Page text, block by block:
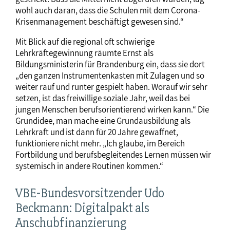
wohl auch daran, dass die Schulen mit dem Corona-
Krisenmanagement beschäftigt gewesen sind.“
Mit Blick auf die regional oft schwierige
Lehrkräftegewinnung räumte Ernst als
Bildungsministerin für Brandenburg ein, dass sie dort
„den ganzen Instrumentenkasten mit Zulagen und so
weiter rauf und runter gespielt haben. Worauf wir sehr
setzen, ist das freiwillige soziale Jahr, weil das bei
jungen Menschen berufsorientierend wirken kann.“ Die
Grundidee, man mache eine Grundausbildung als
Lehrkraft und ist dann für 20 Jahre gewaffnet,
funktioniere nicht mehr. „Ich glaube, im Bereich
Fortbildung und berufsbegleitendes Lernen müssen wir
systemisch in andere Routinen kommen.“
VBE-Bundesvorsitzender Udo
Beckmann: Digitalpakt als
Anschubfinanzierung